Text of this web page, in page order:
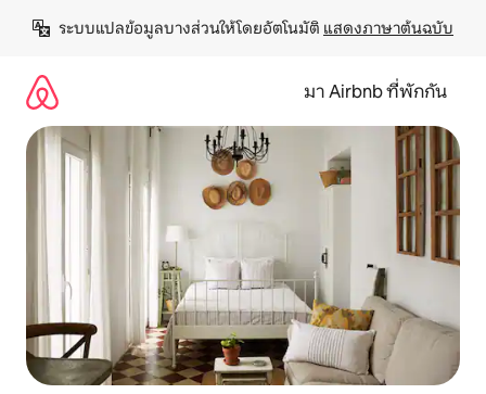
เนื้อหา
ระบบแปลข้อมูลบางส่วนให้โดยอัตโนมัติ แสดงภาษาต้นฉบับ
มา Airbnb ที่พักกัน